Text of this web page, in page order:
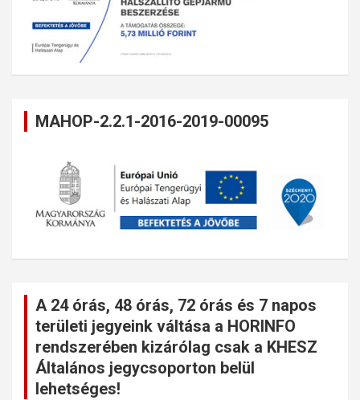
MAHOP-2.2.1-2016-2019-00095
A 24 órás, 48 órás, 72 órás és 7 napos
területi jegyeink váltása a HORINFO
rendszerében kizárólag csak a KHESZ
Általános jegycsoporton belül
lehetséges!